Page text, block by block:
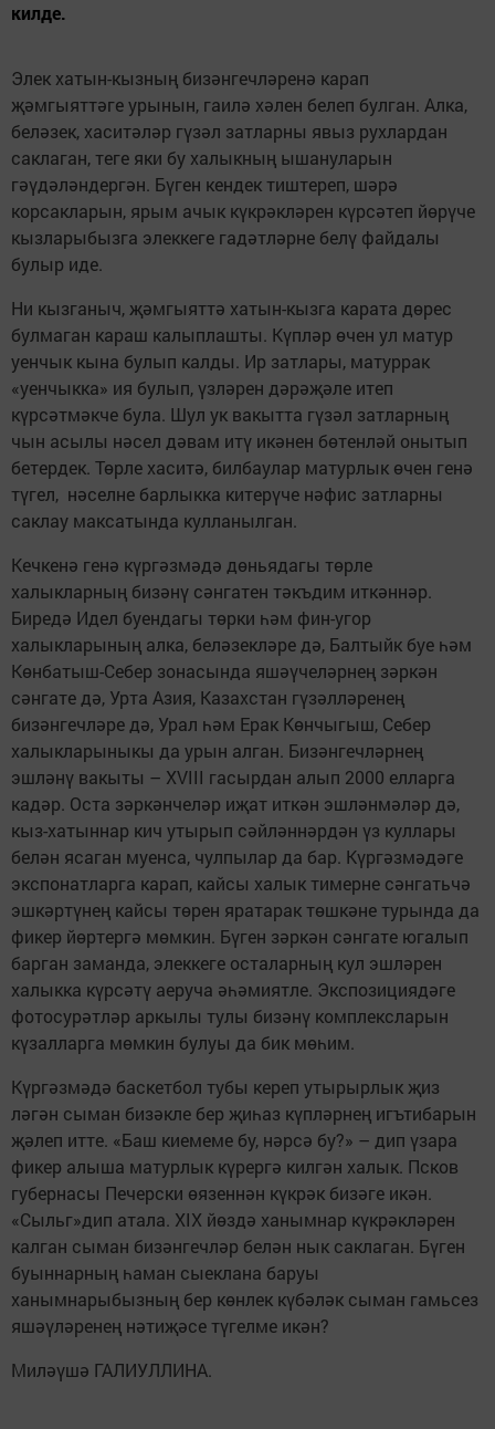
килде.
Элек хатын-кызның бизәнгечләренә карап
җәмгыяттәге урынын, гаилә хәлен белеп булган. Алка,
беләзек, хаситәләр гүзәл затларны явыз рухлардан
саклаган, теге яки бу халыкның ышануларын
гәүдәләндергән. Бүген кендек тиштереп, шәрә
корсакларын, ярым ачык күк­рәкләрен күрсәтеп йөрүче
кызларыбызга элеккеге гадәтләрне белү файдалы
булыр иде.
Ни кызганыч, җәмгыяттә хатын-кызга карата дөрес
булмаган караш калыплашты. Күпләр өчен ул матур
уенчык кына булып калды. Ир затлары, матуррак
«уенчыкка» ия булып, үзләрен дәрәҗәле итеп
күрсәтмәкче була. Шул ук вакытта гүзәл затларның
чын асылы нәсел дәвам итү икәнен бөтенләй онытып
бетердек. Төрле хаситә, билбау­лар матурлык өчен генә
түгел, нәселне барлыкка китерүче нәфис затларны
саклау максатында кулланылган.
Кечкенә генә күргәзмәдә дөнья­дагы төрле
халыкларның бизәнү сәнгатен тәкъдим иткәннәр.
Биредә Идел буендагы төрки һәм фин-угор
халыкларының алка, беләзекләре дә, Балтыйк буе һәм
Көнбатыш-Себер зонасында яшәүчеләрнең зәркән
сәнгате дә, Урта Азия, Казахстан гүзәлләренең
бизәнгечләре дә, Урал һәм Ерак Көнчыгыш, Себер
халыкларыныкы да урын алган. Бизәнгечләрнең
эшләнү вакыты – XVIII гасырдан алып 2000 елларга
кадәр. Оста зәркәнчеләр иҗат иткән эшләнмәләр дә,
кыз-хатыннар кич утырып сәйләннәрдән үз куллары
белән ясаган муенса, чулпылар да бар. Күргәзмәдәге
экспонатларга карап, кайсы халык тимерне сәнгатьчә
эшкәртүнең кайсы төрен яратарак төшкәне турында да
фикер йөртергә мөмкин. Бүген зәркән сәнгате югалып
барган заманда, элеккеге осталарның кул эшләрен
халыкка күрсәтү аеруча әһәмиятле. Экспозиция­дәге
фотосурәтләр аркылы тулы бизәнү комплексларын
күзалларга мөмкин булуы да бик мөһим.
Күргәзмәдә баскетбол тубы кереп утырырлык җиз
ләгән сыман бизәкле бер җиһаз күпләрнең игътибарын
җәлеп итте. «Баш кие­меме бу, нәрсә бу?» – дип үзара
фикер алыша матурлык күрергә килгән халык. Псков
губернасы Печерски өязеннән күкрәк бизәге икән.
«Сыльг»дип атала. XIX йөздә ханымнар күк­рәкләрен
калган сыман бизәнгечләр белән нык саклаган. Бүген
буыннарның һаман сыеклана баруы
ханымнарыбызның бер көнлек күбәләк сыман гамьсез
яшәүләренең нәтиҗәсе түгелме икән?
Миләүшә ГАЛИУЛЛИНА.